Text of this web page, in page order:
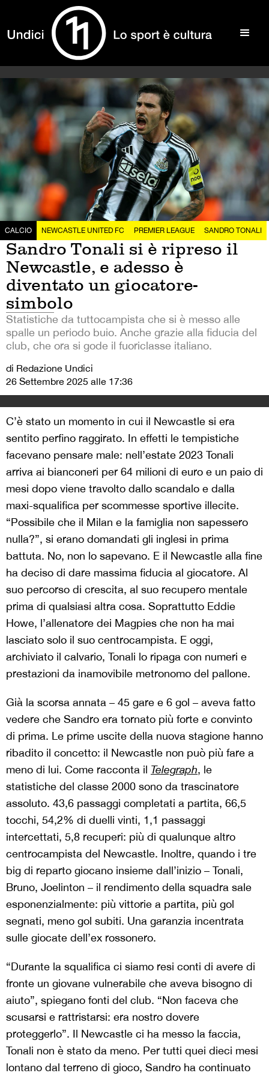
CALCIO NEWCASTLE UNITED FC PREMIER LEAGUE SANDRO TONALI
Sandro Tonali si è ripreso il
Newcastle, e adesso è
diventato un giocatore-
simbolo
Statistiche da tuttocampista che si è messo alle
spalle un periodo buio. Anche grazie alla fiducia del
club, che ora si gode il fuoriclasse italiano.
di Redazione Undici
26 Settembre 2025 alle 17:36
C’è stato un momento in cui il Newcastle si era
sentito perfino raggirato. In effetti le tempistiche
facevano pensare male: nell’estate 2023 Tonali
arriva ai bianconeri per 64 milioni di euro e un paio di
mesi dopo viene travolto dallo scandalo e dalla
maxi-squalifica per scommesse sportive illecite.
“Possibile che il Milan e la famiglia non sapessero
nulla?”, si erano domandati gli inglesi in prima
battuta. No, non lo sapevano. E il Newcastle alla fine
ha deciso di dare massima fiducia al giocatore. Al
suo percorso di crescita, al suo recupero mentale
prima di qualsiasi altra cosa. Soprattutto Eddie
Howe, l’allenatore dei Magpies che non ha mai
lasciato solo il suo centrocampista. E oggi,
archiviato il calvario, Tonali lo ripaga con numeri e
prestazioni da inamovibile metronomo del pallone.
Già la scorsa annata – 45 gare e 6 gol – aveva fatto
vedere che Sandro era tornato più forte e convinto
di prima. Le prime uscite della nuova stagione hanno
ribadito il concetto: il Newcastle non può più fare a
meno di lui. Come racconta il Telegraph, le
statistiche del classe 2000 sono da trascinatore
assoluto. 43,6 passaggi completati a partita, 66,5
tocchi, 54,2% di duelli vinti, 1,1 passaggi
intercettati, 5,8 recuperi: più di qualunque altro
centrocampista del Newcastle. Inoltre, quando i tre
big di reparto giocano insieme dall’inizio – Tonali,
Bruno, Joelinton – il rendimento della squadra sale
esponenzialmente: più vittorie a partita, più gol
segnati, meno gol subiti. Una garanzia incentrata
sulle giocate dell’ex rossonero.
“Durante la squalifica ci siamo resi conti di avere di
fronte un giovane vulnerabile che aveva bisogno di
aiuto”, spiegano fonti del club. “Non faceva che
scusarsi e rattristarsi: era nostro dovere
proteggerlo”. Il Newcastle ci ha messo la faccia,
Tonali non è stato da meno. Per tutti quei dieci mesi
lontano dal terreno di gioco, Sandro ha continuato